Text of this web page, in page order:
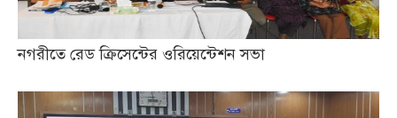
নগরীতে রেড ক্রিসেন্টের ওরিয়েন্টেশন সভা